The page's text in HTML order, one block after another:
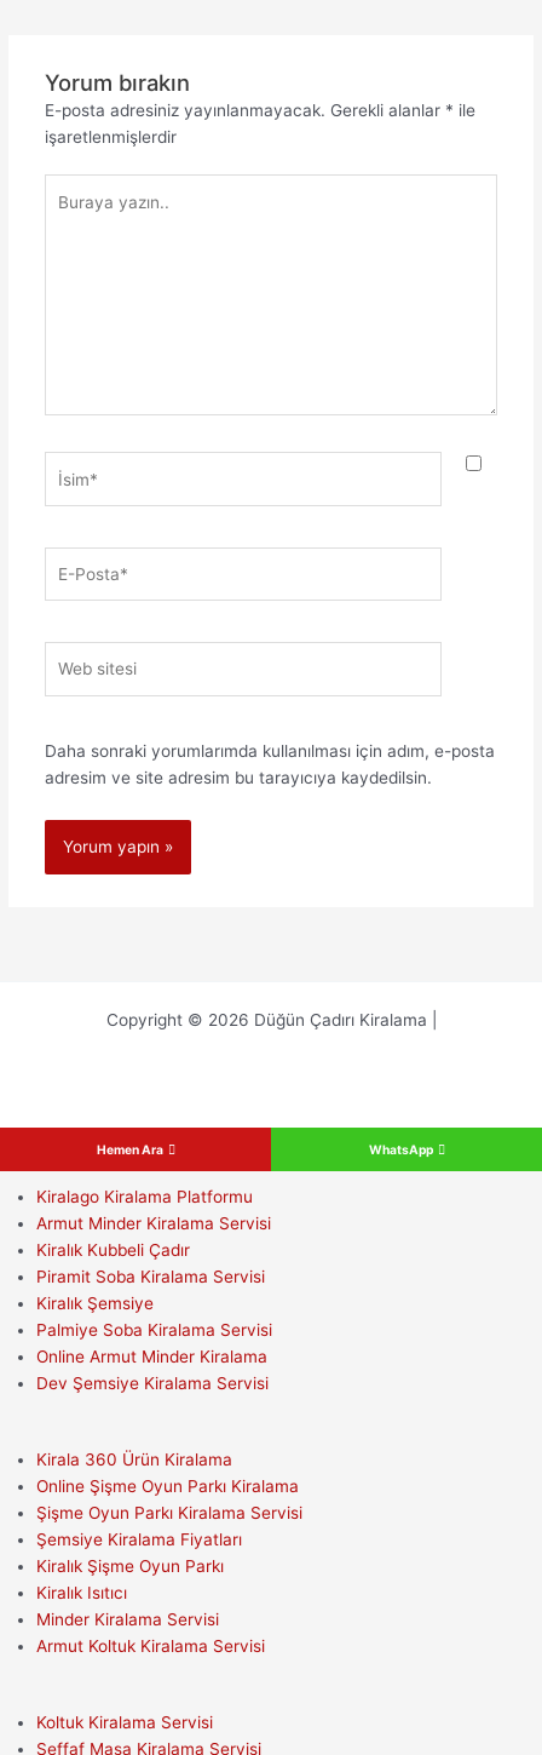
Yorum bırakın
E-posta adresiniz yayınlanmayacak. Gerekli alanlar * ile
işaretlenmişlerdir
yazın..
Posta*
sitesi
Daha sonraki yorumlarımda kullanılması için adım, e-posta
adresim ve site adresim bu tarayıcıya kaydedilsin.
Copyright © 2026 Düğün Çadırı Kiralama |
Hemen Ara WhatsApp
Kiralago Kiralama Platformu
Armut Minder Kiralama Servisi
Kiralık Kubbeli Çadır
Piramit Soba Kiralama Servisi
Kiralık Şemsiye
Palmiye Soba Kiralama Servisi
Online Armut Minder Kiralama
Dev Şemsiye Kiralama Servisi
Kirala 360 Ürün Kiralama
Online Şişme Oyun Parkı Kiralama
Şişme Oyun Parkı Kiralama Servisi
Şemsiye Kiralama Fiyatları
Kiralık Şişme Oyun Parkı
Kiralık Isıtıcı
Minder Kiralama Servisi
Armut Koltuk Kiralama Servisi
Koltuk Kiralama Servisi
Şeffaf Masa Kiralama Servisi